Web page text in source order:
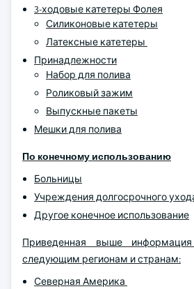
3-ходовые катетеры Фолея
Силиконовые катетеры
Латексные катетеры
Принадлежности
Набор для полива
Роликовый зажим
Выпускные пакеты
Мешки для полива
По конечному использованию
Больницы
Учреждения долгосрочного
Другое конечное использование
Приведенная выше
следующим регионам и странам:
Северная Америка